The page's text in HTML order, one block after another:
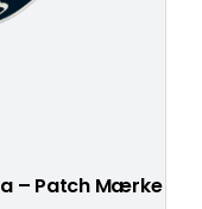
– Patch Mærke